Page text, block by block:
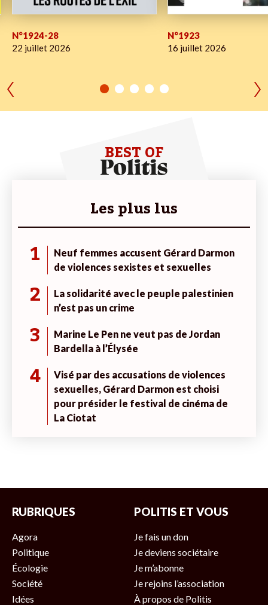
N°1924-28
22 juillet 2026
N°1923
16 juillet 2026
BEST OF
Les plus lus
1
Neuf femmes accusent Gérard Darmon
de violences sexistes et sexuelles
2
La solidarité avec le peuple palestinien
n’est pas un crime
3
Marine Le Pen ne veut pas de Jordan
Bardella à l’Élysée
4
Visé par des accusations de violences
sexuelles, Gérard Darmon est choisi
pour présider le festival de cinéma de
La Ciotat
RUBRIQUES
Agora
Politique
Écologie
Société
Idées
POLITIS ET VOUS
Je fais un don
Je deviens sociétaire
Je m’abonne
Je rejoins l’association
À propos de Politis